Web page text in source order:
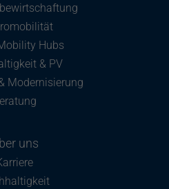
Hubs
& PV
Modernisierung
uns